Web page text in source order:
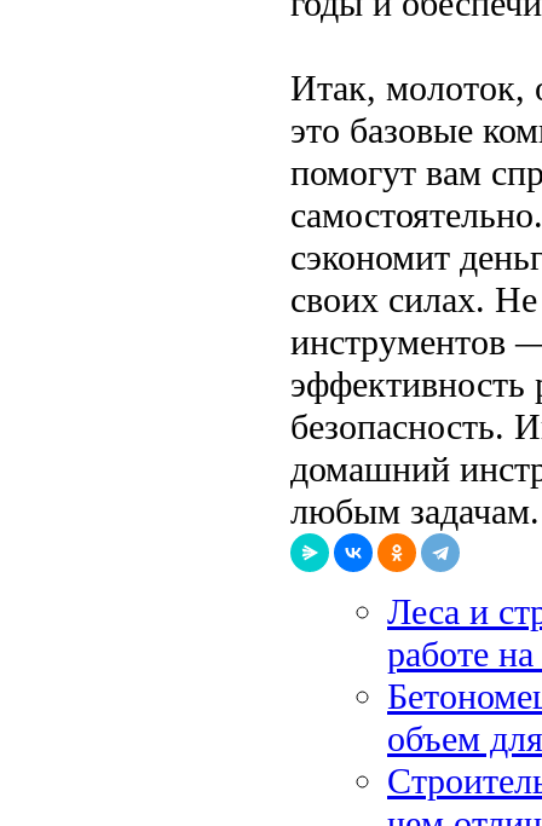
Итак, молоток,
это базовые
помогут вам
сэкономит
своих силах.
инструментов
эффективность
безопасность.
домашний
любым задачам.
Леса и
работе
объем